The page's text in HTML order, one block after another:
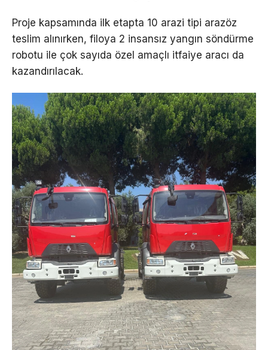
Proje kapsamında ilk etapta 10 arazi tipi arazöz
teslim alınırken, filoya 2 insansız yangın söndürme
robotu ile çok sayıda özel amaçlı itfaiye aracı da
kazandırılacak.